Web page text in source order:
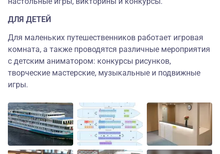
ДЛЯ ДЕТЕЙ
Для маленьких путешественников работает игровая
комната, а также проводятся различные мероприятия
с детским аниматором: конкурсы рисунков,
творческие мастерские, музыкальные и подвижные
игры.